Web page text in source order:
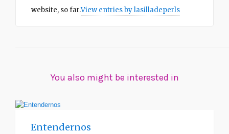
website, so far.View entries bylasilladeperls
You also might be interested in
Entendernos